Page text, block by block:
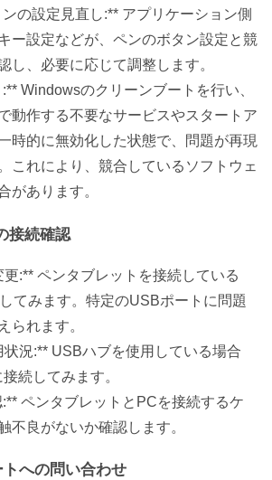
の設定見直し:** アプリケーション側
ー設定などが、ペンのボタン設定と競
し、必要に応じて調整します。
Windowsのクリーンブートを行い、
動作する不要なサービスやスタートア
時的に無効化した状態で、問題が再現
これにより、競合しているソフトウェ
があります。
接続確認
:** ペンタブレットを接続している
てみます。特定のUSBポートに問題
られます。
況:** USBハブを使用している場合
続してみます。
ペンタブレットとPCを接続するケ
不良がないか確認します。
への問い合わせ